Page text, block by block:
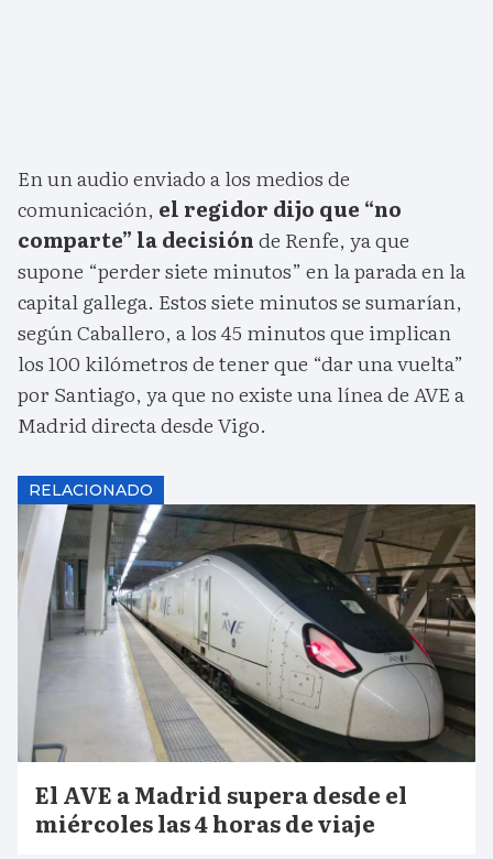
En un audio enviado a los medios de
comunicación, el regidor dijo que “no
comparte” la decisiónde Renfe, ya que
supone “perder siete minutos” en la parada en la
capital gallega. Estos siete minutos se sumarían,
según Caballero, a los 45 minutos que implican
los 100 kilómetros de tener que “dar una vuelta”
por Santiago, ya que no existe una línea de AVE a
Madrid directa desde Vigo.
RELACIONADO
El AVE a Madrid supera desde el
miércoles las 4 horas de viaje